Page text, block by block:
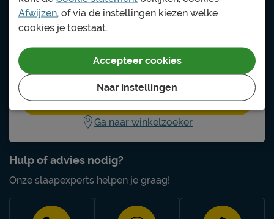
Hulp of advies nodig?
Onze slaapexperts helpen je graag!
Altijd een winkel dichtbij
We staan graag voor je klaar, met of zonder
Vind jouw winkel
Ga naar winkelzoeker
Afwijzen, of via de instellingen kiezen welke
cookies je toestaat.
Naar instellingen
Accepteer cookies